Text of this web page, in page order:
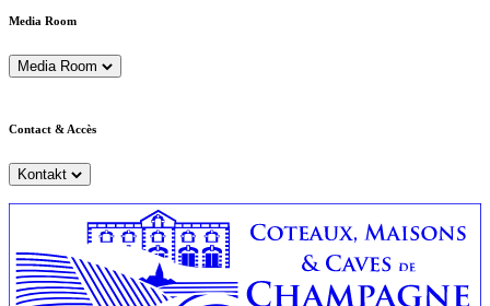
Media Room
Media Room
Contact & Accès
Kontakt